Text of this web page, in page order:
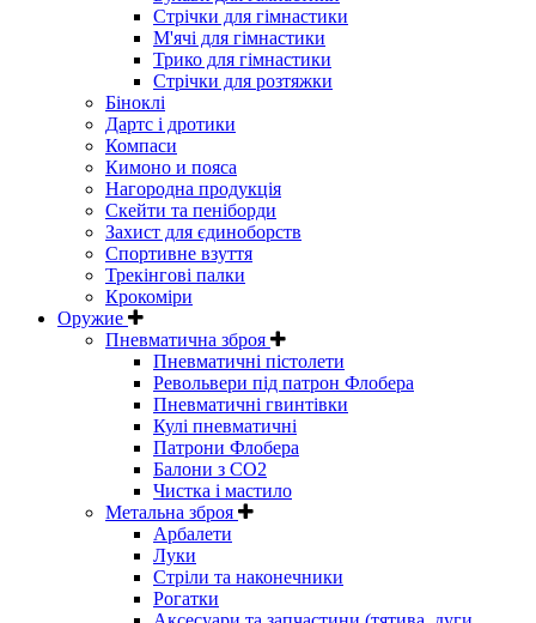
Стрічки для гімнастики
М'ячі для гімнастики
Трико для гімнастики
Стрічки для розтяжки
Біноклі
Дартс і дротики
Компаси
Кимоно и пояса
Нагородна продукція
Скейти та пеніборди
Захист для єдиноборств
Спортивне взуття
Трекінгові палки
Крокоміри
Оружие
Пневматична зброя
Пневматичні пістолети
Револьвери під патрон Флобера
Пневматичні гвинтівки
Кулі пневматичні
Патрони Флобера
Балони з CO2
Чистка і мастило
Метальна зброя
Арбалети
Луки
Стріли та наконечники
Рогатки